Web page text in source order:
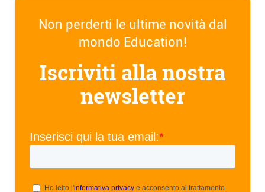
Non perderti le ultime novità dal
mondo Education!
Iscriviti alla nostra
newsletter